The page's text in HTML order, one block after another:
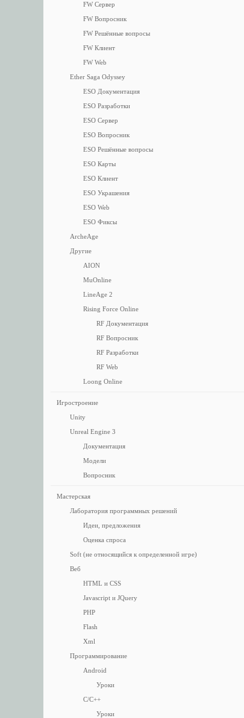
FW Сервер
FW Вопросник
FW Решённые вопросы
FW Клиент
FW Web
Ether Saga Odyssey
ESO Документация
ESO Разработки
ESO Сервер
ESO Вопросник
ESO Решённые вопросы
ESO Карты
ESO Клиент
ESO Украшения
ESO Web
ESO Фиксы
ArcheAge
Другие
AION
MuOnline
LineAge 2
Rising Force Online
RF Документация
RF Вопросник
RF Разработки
RF Web
Loong Online
Игростроение
Unity
Unreal Engine 3
Документация
Модели
Вопросник
Мастерская
Лаборатория программных решений
Идеи, предложения
Оценка спроса
Soft (не относящийся к определенной игре)
Веб
HTML и CSS
Javascript и JQuery
PHP
Flash
Xml
Программирование
Android
Уроки
C/C++
Уроки